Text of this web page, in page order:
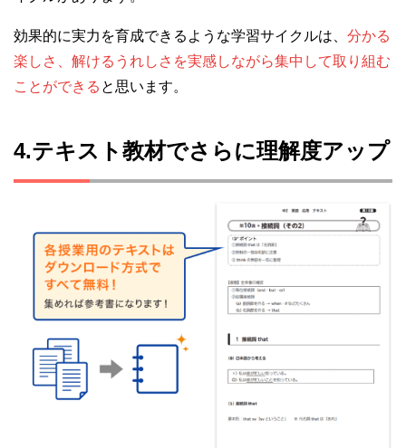
効果的に実力を育成できるような学習サイクルは、 分かる
楽しさ、解けるうれしさを実感しながら集中して取り組む
ことができる と思います。
4.テキスト教材でさらに理解度アップ